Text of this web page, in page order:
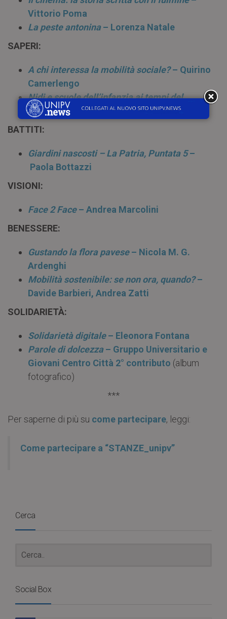
Vittorio Poma
La peste antonina– Lorenza Natale
SAPERI:
A chi interessa la mobilità sociale?– Quirino
Camerlengo
Nidi e scuole dell’infanzia ai tempi del
distanziamento sociale– Donatella Savio
BATTITI:
Giardini nascosti – La Patria, Puntata 5–
Paola Bottazzi
VISIONI:
Face 2 Face– Andrea Marcolini
BENESSERE:
Gustando la flora pavese– Nicola M. G.
Ardenghi
Mobilità sostenibile: se non ora, quando?–
Davide Barbieri, Andrea Zatti
SOLIDARIETÀ:
Solidarietà digitale– Eleonora Fontana
Parole di dolcezza– Gruppo Universitario e
Giovani Centro Città 2° contributo (album
fotografico)
***
Per saperne di più su come partecipare, leggi:
Come partecipare a “STANZE_unipv”
Cerca
Social Box